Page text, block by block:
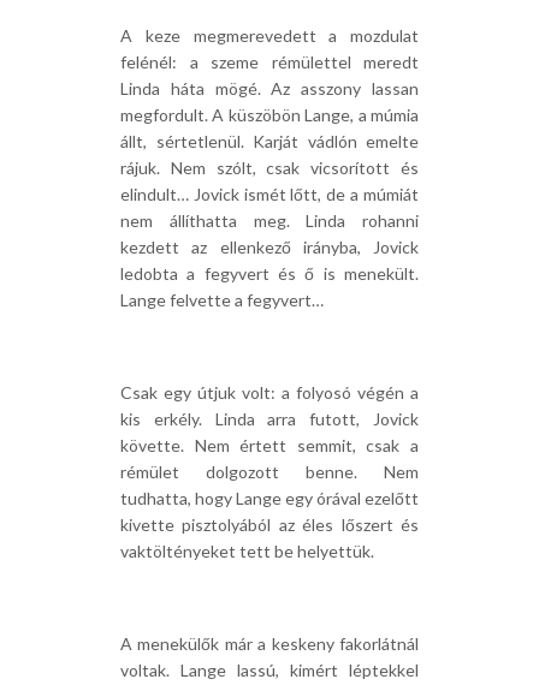
A keze megmerevedett a mozdulat
felénél: a szeme rémülettel meredt
Linda háta mögé. Az asszony lassan
megfordult. A küszöbön Lange, a múmia
állt, sértetlenül. Karját vádlón emelte
rájuk. Nem szólt, csak vicsorított és
elindult… Jovick ismét lőtt, de a múmiát
nem állíthatta meg. Linda rohanni
kezdett az ellenkező irányba, Jovick
ledobta a fegyvert és ő is menekült.
Lange felvette a fegyvert…
Csak egy útjuk volt: a folyosó végén a
kis erkély. Linda arra futott, Jovick
követte. Nem értett semmit, csak a
rémület dolgozott benne. Nem
tudhatta, hogy Lange egy órával ezelőtt
kivette pisztolyából az éles lőszert és
vaktöltényeket tett be helyettük.
A menekülők már a keskeny fakorlátnál
voltak. Lange lassú, kimért léptekkel